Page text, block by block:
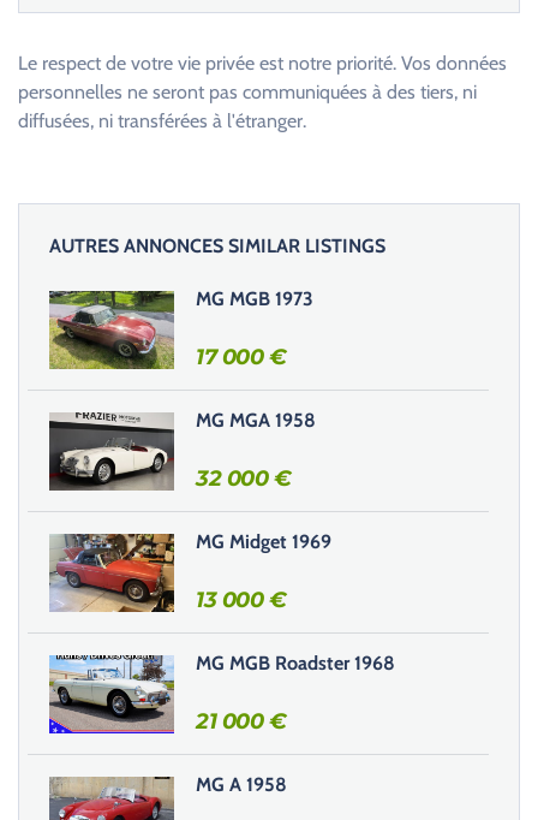
a
s
s
e
r
c
e
c
h
a
m
p
v
i
d
e
Le respect de votre vie privée est notre priorité. Vos données
personnelles ne seront pas communiquées à des tiers, ni
diffusées, ni transférées à l'étranger.
AUTRES ANNONCES SIMILAR LISTINGS
MG MGB 1973
17 000€
MG MGA 1958
32 000€
MG Midget 1969
13 000€
MG MGB Roadster 1968
21 000€
MG A 1958